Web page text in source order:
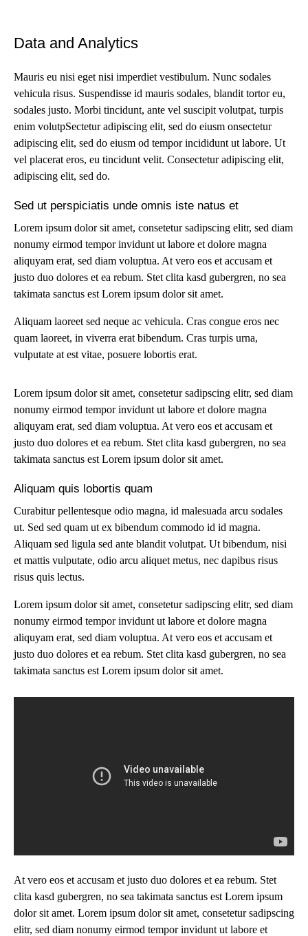
Data and Analytics
Mauris eu nisi eget nisi imperdiet vestibulum. Nunc sodales
vehicula risus. Suspendisse id mauris sodales, blandit tortor eu,
sodales justo. Morbi tincidunt, ante vel suscipit volutpat, turpis
enim volutpSectetur adipiscing elit, sed do eiusm onsectetur
adipiscing elit, sed do eiusm od tempor incididunt ut labore. Ut
vel placerat eros, eu tincidunt velit. Consectetur adipiscing elit,
adipiscing elit, sed do.
Sed ut perspiciatis unde omnis iste natus et
Lorem ipsum dolor sit amet, consetetur sadipscing elitr, sed diam
nonumy eirmod tempor invidunt ut labore et dolore magna
aliquyam erat, sed diam voluptua. At vero eos et accusam et
justo duo dolores et ea rebum. Stet clita kasd gubergren, no sea
takimata sanctus est Lorem ipsum dolor sit amet.
Aliquam laoreet sed neque ac vehicula. Cras congue eros nec
quam laoreet, in viverra erat bibendum. Cras turpis urna,
vulputate at est vitae, posuere lobortis erat.
Lorem ipsum dolor sit amet, consetetur sadipscing elitr, sed diam
nonumy eirmod tempor invidunt ut labore et dolore magna
aliquyam erat, sed diam voluptua. At vero eos et accusam et
justo duo dolores et ea rebum. Stet clita kasd gubergren, no sea
takimata sanctus est Lorem ipsum dolor sit amet.
Aliquam quis lobortis quam
Curabitur pellentesque odio magna, id malesuada arcu sodales
ut. Sed sed quam ut ex bibendum commodo id id magna.
Aliquam sed ligula sed ante blandit volutpat. Ut bibendum, nisi
et mattis vulputate, odio arcu aliquet metus, nec dapibus risus
risus quis lectus.
Lorem ipsum dolor sit amet, consetetur sadipscing elitr, sed diam
nonumy eirmod tempor invidunt ut labore et dolore magna
aliquyam erat, sed diam voluptua. At vero eos et accusam et
justo duo dolores et ea rebum. Stet clita kasd gubergren, no sea
takimata sanctus est Lorem ipsum dolor sit amet.
At vero eos et accusam et justo duo dolores et ea rebum. Stet
clita kasd gubergren, no sea takimata sanctus est Lorem ipsum
dolor sit amet. Lorem ipsum dolor sit amet, consetetur sadipscing
elitr, sed diam nonumy eirmod tempor invidunt ut labore et